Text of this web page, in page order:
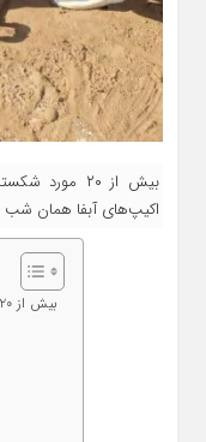
بیش از ۲۰
اکیپ‌های آبفا همان شب
بیش از ۲۰ شکستگی شبکه آب شهرک هزارانی برطرف شد